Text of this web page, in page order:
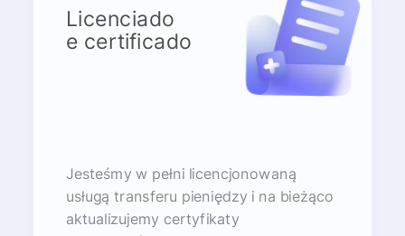
Licenciado
e certificado
Jesteśmy w pełni licencjonowaną
usługą transferu pieniędzy i na bieżąco
aktualizujemy certyfikaty